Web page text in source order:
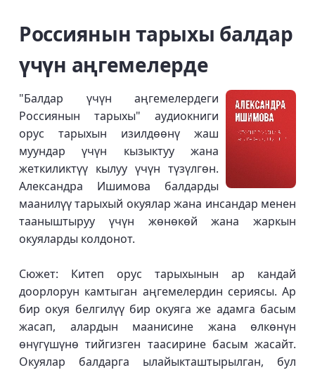
Россиянын тарыхы балдар
үчүн аңгемелерде
"Балдар үчүн аңгемелердеги
Россиянын тарыхы" аудиокниги
орус тарыхын изилдөөнү жаш
муундар үчүн кызыктуу жана
жеткиликтүү кылуу үчүн түзүлгөн.
Александра Ишимова балдарды
маанилүү тарыхый окуялар жана инсандар менен
тааныштыруу үчүн жөнөкөй жана жаркын
окуяларды колдонот.
Сюжет: Китеп орус тарыхынын ар кандай
доорлорун камтыган аңгемелердин сериясы. Ар
бир окуя белгилүү бир окуяга же адамга басым
жасап, алардын маанисине жана өлкөнүн
өнүгүшүнө тийгизген таасирине басым жасайт.
Окуялар балдарга ылайыкташтырылган, бул